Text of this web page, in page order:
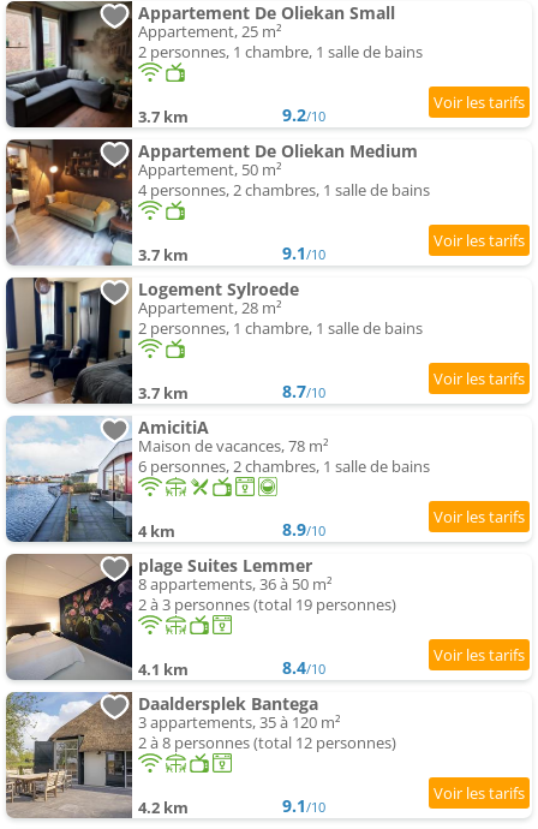
Appartement De Oliekan Small
Appartement, 25 m²
2 personnes, 1 chambre, 1 salle de bains
3.7 km 9.2/10
Appartement De Oliekan Medium
Appartement, 50 m²
4 personnes, 2 chambres, 1 salle de bains
3.7 km 9.1/10
Logement Sylroede
Appartement, 28 m²
2 personnes, 1 chambre, 1 salle de bains
3.7 km 8.7/10
AmicitiA
Maison de vacances, 78 m²
6 personnes, 2 chambres, 1 salle de bains
4 km 8.9/10
plage Suites Lemmer
8 appartements, 36 à 50 m²
2 à 3 personnes (total 19 personnes)
4.1 km 8.4/10
Daaldersplek Bantega
3 appartements, 35 à 120 m²
2 à 8 personnes (total 12 personnes)
4.2 km 9.1/10